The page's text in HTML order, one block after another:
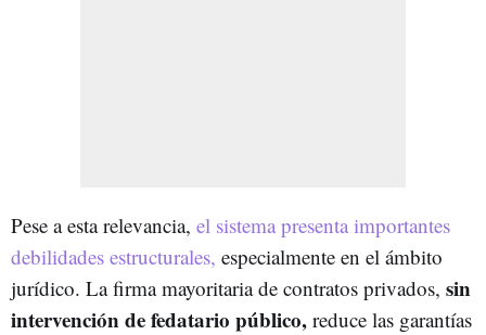
Pese a esta relevancia, el sistema presenta importantes
debilidades estructurales, especialmente en el ámbito
jurídico. La firma mayoritaria de contratos privados, sin
intervención de fedatario público, reduce las garantías